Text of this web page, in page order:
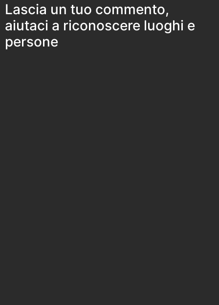
Lascia un tuo commento,
aiutaci a riconoscere luoghi e
persone